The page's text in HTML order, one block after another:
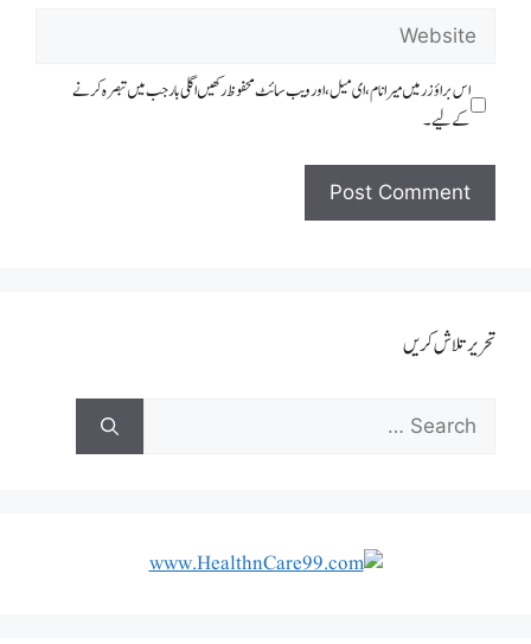
اس براؤزر میں میرا نام، ای میل، اور ویب سائٹ محفوظ رکھیں اگلی بار جب میں تبصرہ کرنے
کےلیے۔
تحریر تلاش کریں